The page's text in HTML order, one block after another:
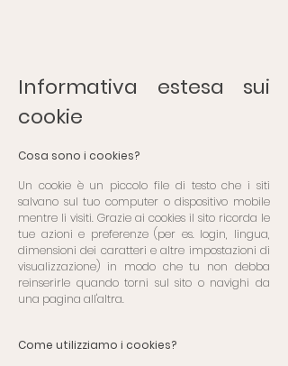
Informativa estesa sui
cookie
Cosa sono i cookies?
Un cookie è un piccolo file di testo che i siti
salvano sul tuo computer o dispositivo mobile
mentre li visiti. Grazie ai cookies il sito ricorda le
tue azioni e preferenze (per es. login, lingua,
dimensioni dei caratteri e altre impostazioni di
visualizzazione) in modo che tu non debba
reinserirle quando torni sul sito o navighi da
una pagina all'altra.
Come utilizziamo i cookies?